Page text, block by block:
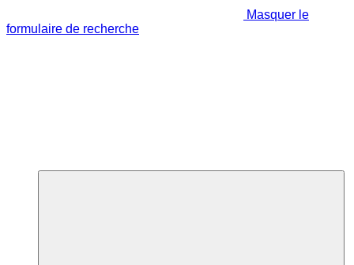
Masquer le
formulaire de recherche